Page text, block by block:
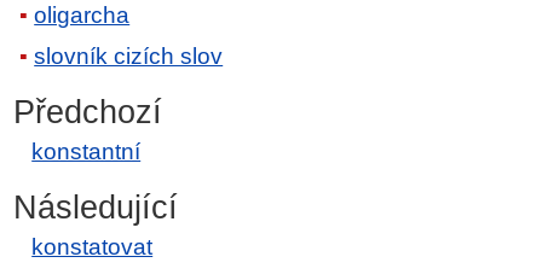
oligarcha
slovník cizích slov
Předchozí
konstantní
Následující
konstatovat